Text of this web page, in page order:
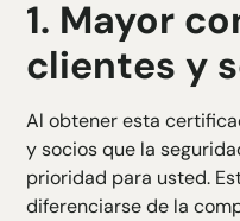
1. Mayor
clientes y
Al obtener esta
y socios que la
prioridad para usted.
diferenciarse de la